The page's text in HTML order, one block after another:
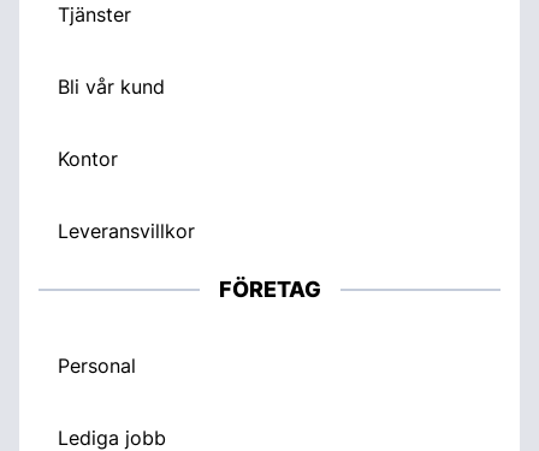
Tjänster
Bli vår kund
Kontor
Leveransvillkor
FÖRETAG
Personal
Lediga jobb